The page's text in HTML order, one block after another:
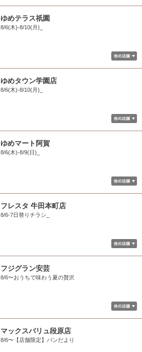
ゆめテラス祇園
8/6(木)-8/10(月)_
ゆめタウン学園店
8/6(木)-8/10(月)_
ゆめマート阿賀
8/6(木)-8/9(日)_
フレスタ 牛田本町店
8/6-7日替りチラシ_
フジグラン安芸
8/6〜おうちで味わう夏の贅沢
マックスバリュ段原店
8/6〜【店舗限定】パンだより